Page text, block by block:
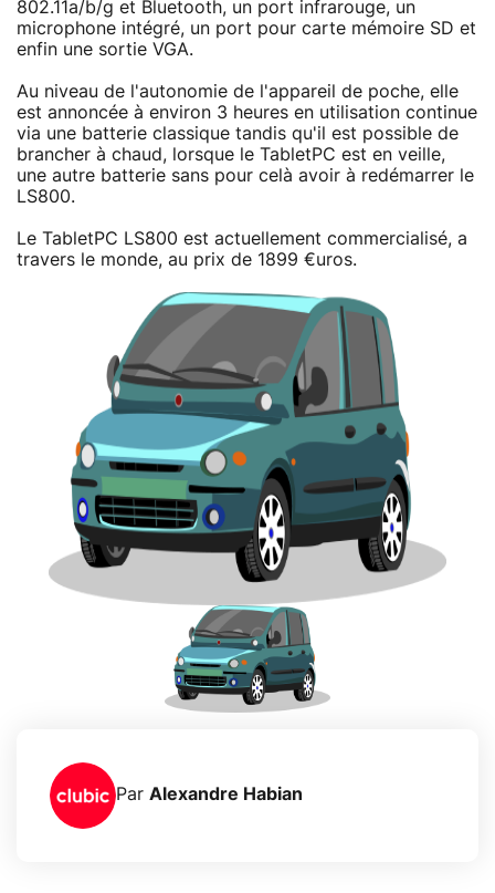
802.11a/b/g et Bluetooth, un port infrarouge, un
microphone intégré, un port pour carte mémoire SD et
enfin une sortie VGA.
Au niveau de l'autonomie de l'appareil de poche, elle
est annoncée à environ 3 heures en utilisation continue
via une batterie classique tandis qu'il est possible de
brancher à chaud, lorsque le TabletPC est en veille,
une autre batterie sans pour celà avoir à redémarrer le
LS800.
Le TabletPC LS800 est actuellement commercialisé, a
travers le monde, au prix de 1899 €uros.
Par Alexandre Habian